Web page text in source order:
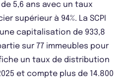
5,6 ans avec un taux
supérieur à 94%. La SCPI
capitalisation de 933,8
sur 77 immeubles pour
un taux de distribution
et compte plus de 14.800